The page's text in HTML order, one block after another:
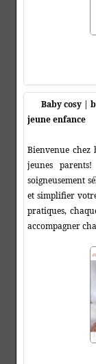
Baby cosy |
jeune enfance
Bienvenue chez
jeunes
soigneusement
et simplifier
pratiques,
accompagner